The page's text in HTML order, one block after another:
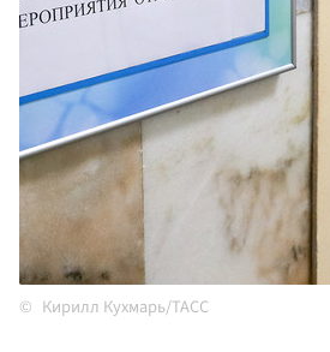
Кирилл Кухмарь/ТАСС